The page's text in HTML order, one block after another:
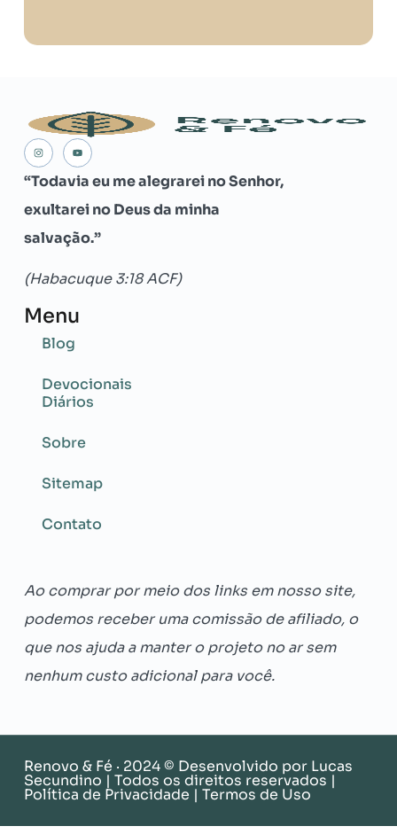
“Todavia eu me alegrarei no Senhor,
exultarei no Deus da minha
salvação.”
(Habacuque 3:18 ACF)
Menu
Blog
Devocionais
Diários
Sobre
Sitemap
Contato
Ao comprar por meio dos links em nosso site,
podemos receber uma comissão de afiliado, o
que nos ajuda a manter o projeto no ar sem
nenhum custo adicional para você.
Renovo & Fé · 2024 © Desenvolvido por Lucas
Secundino | Todos os direitos reservados |
Política de Privacidade | Termos de Uso